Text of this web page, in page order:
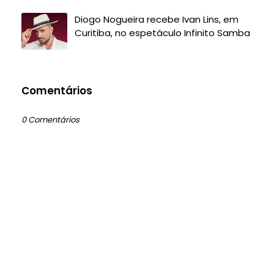
Diogo Nogueira recebe Ivan Lins, em
Curitiba, no espetáculo Infinito Samba
Comentários
0 Comentários